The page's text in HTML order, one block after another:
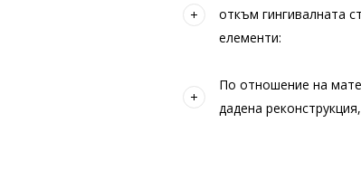
откъм гингивалната
елементи:
По отношение на
дадена